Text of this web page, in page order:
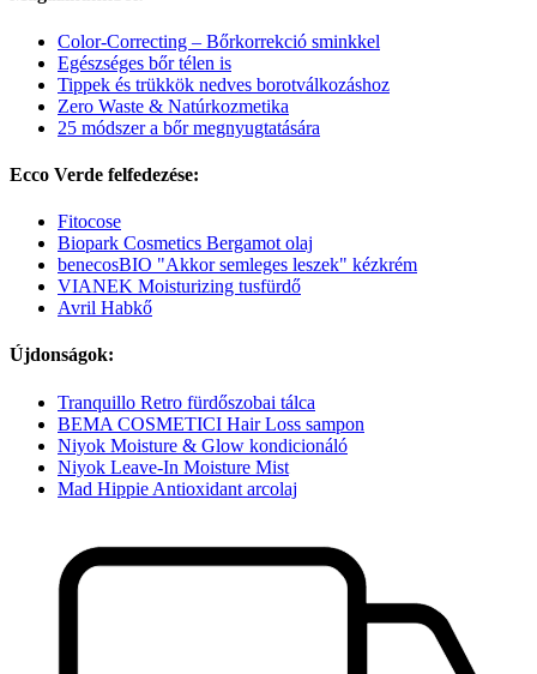
Color-Correcting – Bőrkorrekció sminkkel
Egészséges bőr télen is
Tippek és trükkök nedves borotválkozáshoz
Zero Waste & Natúrkozmetika
25 módszer a bőr megnyugtatására
Ecco Verde felfedezése:
Fitocose
Biopark Cosmetics Bergamot olaj
benecosBIO "Akkor semleges leszek" kézkrém
VIANEK Moisturizing tusfürdő
Avril Habkő
Újdonságok:
Tranquillo Retro fürdőszobai tálca
BEMA COSMETICI Hair Loss sampon
Niyok Moisture & Glow kondicionáló
Niyok Leave-In Moisture Mist
Mad Hippie Antioxidant arcolaj